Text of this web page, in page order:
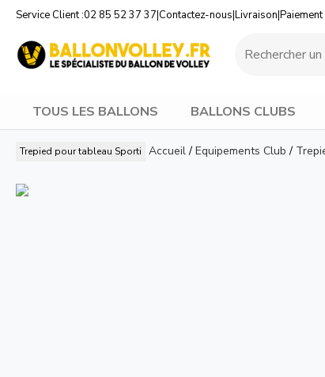
Service Client :02 85 52 37 37|Contactez-nous|Livraison|
TOUS LES BALLONS BALLONS CLUBS
Trepied pour tableau Sporti Accueil / Equipements Club /